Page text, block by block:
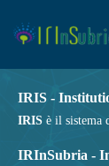
IRIS -
IRIS è il sistema
IRInSubria -